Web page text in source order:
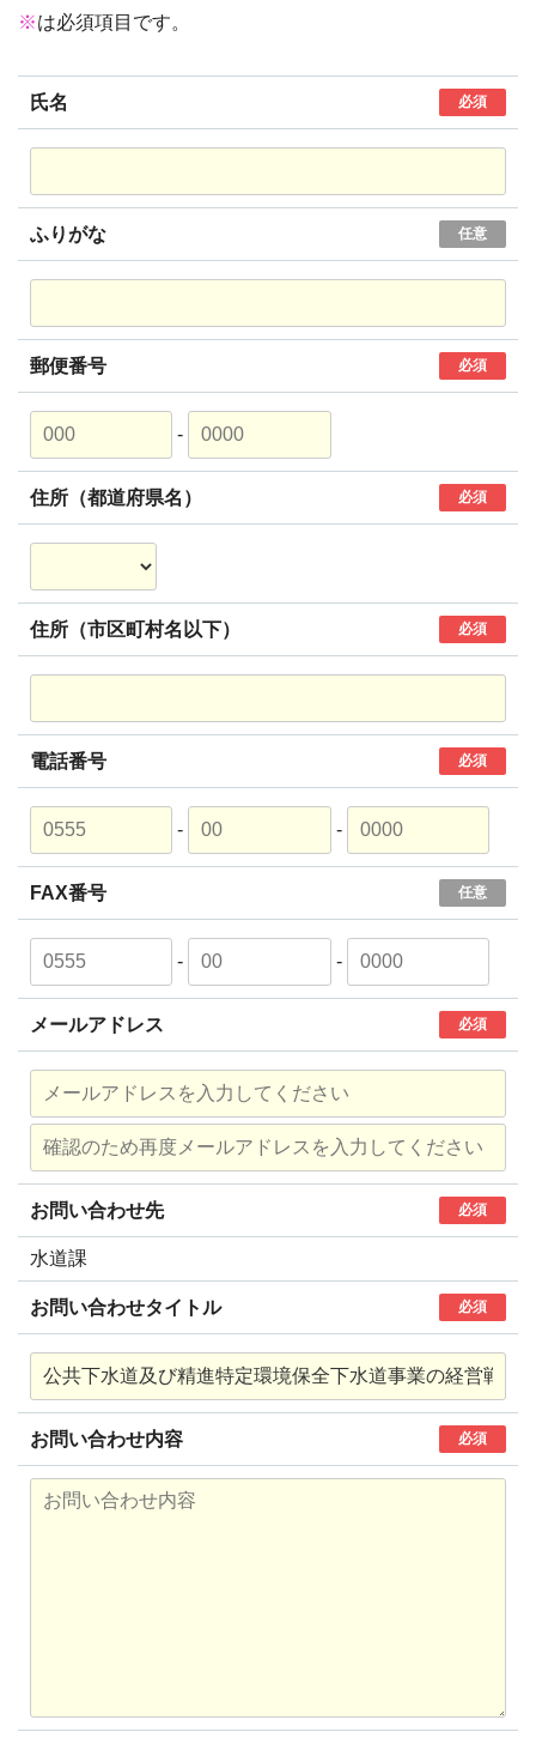
※は必須項目です。
氏名 必須
ふりがな 任意
郵便番号 必須
-
住所（都道府県名） 必須
住所（市区町村名以下） 必須
電話番号 必須
- -
FAX番号 任意
- -
メールアドレス 必須
お問い合わせ先 必須
水道課
お問い合わせタイトル 必須
お問い合わせ内容 必須